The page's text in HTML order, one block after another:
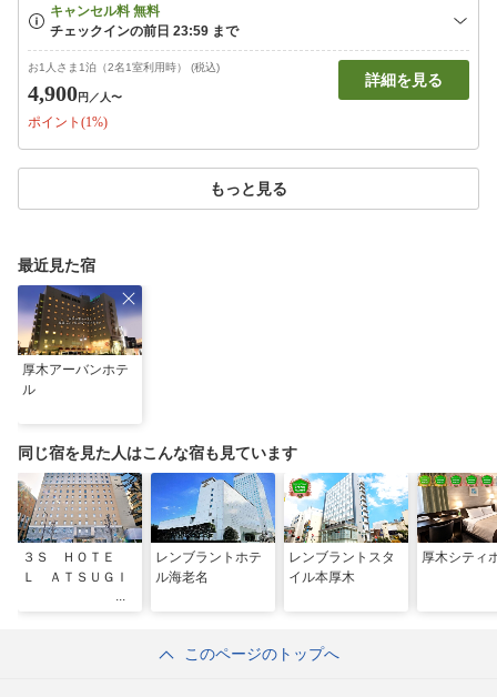
お1人さま1泊（2名1室利用時） (税込)
4,900円 ／人〜
ポイント(1%)
詳細を見る
もっと見る
最近見た宿
厚木アーバンホテ
ル
同じ宿を見た人はこんな宿も見ています
３Ｓ ＨＯＴＥ
Ｌ ＡＴＳＵＧＩ
レンブラントホテ
ル海老名
レンブラントスタ
イル本厚木
厚木シティ
このページのトップへ